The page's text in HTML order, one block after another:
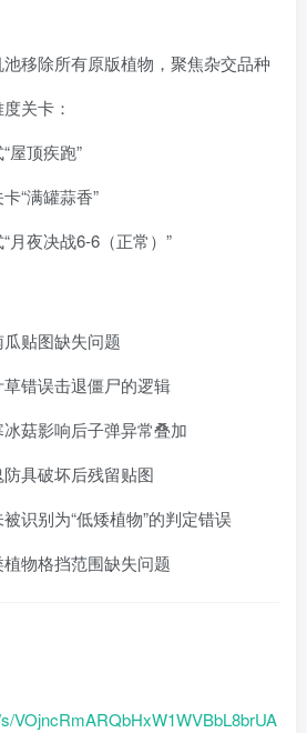
移除所有原版植物，聚焦杂交品种
关卡：
屋顶疾跑”
“满罐蒜香”
月夜决战6-6（正常）”
贴图缺失问题
错误击退僵尸的逻辑
菇影响后子弹异常叠加
具破坏后残留贴图
识别为“低矮植物”的判定错误
物格挡范围缺失问题
VOjncRmARQbHxW1WVBbL8brUA